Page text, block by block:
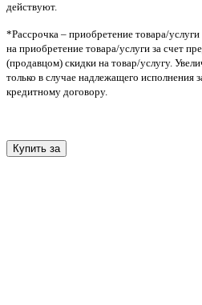
действуют.
*Рассрочка – приобретение товара/услуги
на приобретение товара/услуги за счет
(продавцом) скидки на товар/услугу.
только в случае надлежащего исполнения
кредитному договору.
Купить за